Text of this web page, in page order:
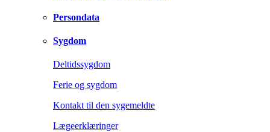
Persondata
Sygdom
Deltidssygdom
Ferie og sygdom
Kontakt til den sygemeldte
Lægeerklæringer